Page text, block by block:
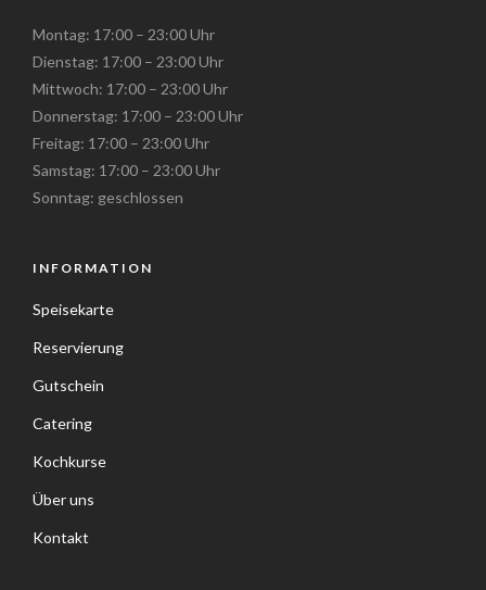
Montag: 17:00 – 23:00 Uhr
Dienstag: 17:00 – 23:00 Uhr
Mittwoch: 17:00 – 23:00 Uhr
Donnerstag: 17:00 – 23:00 Uhr
Freitag: 17:00 – 23:00 Uhr
Samstag: 17:00 – 23:00 Uhr
Sonntag: geschlossen
INFORMATION
Speisekarte
Reservierung
Gutschein
Catering
Kochkurse
Über uns
Kontakt